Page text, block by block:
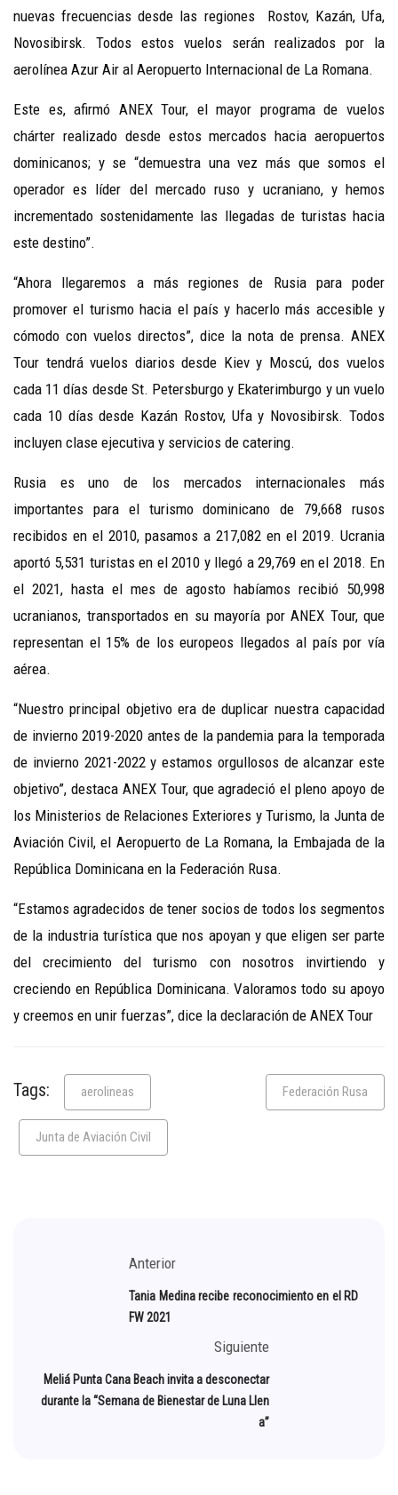
nuevas frecuencias desde las regiones Rostov, Kazán, Ufa,
Novosibirsk. Todos estos vuelos serán realizados por la
aerolínea Azur Air al Aeropuerto Internacional de La Romana.
Este es, afirmó ANEX Tour, el mayor programa de vuelos
chárter realizado desde estos mercados hacia aeropuertos
dominicanos; y se “demuestra una vez más que somos el
operador es líder del mercado ruso y ucraniano, y hemos
incrementado sostenidamente las llegadas de turistas hacia
este destino”.
“Ahora llegaremos a más regiones de Rusia para poder
promover el turismo hacia el país y hacerlo más accesible y
cómodo con vuelos directos”, dice la nota de prensa. ANEX
Tour tendrá vuelos diarios desde Kiev y Moscú, dos vuelos
cada 11 días desde St. Petersburgo y Ekaterimburgo y un vuelo
cada 10 días desde Kazán Rostov, Ufa y Novosibirsk. Todos
incluyen clase ejecutiva y servicios de catering.
Rusia es uno de los mercados internacionales más
importantes para el turismo dominicano de 79,668 rusos
recibidos en el 2010, pasamos a 217,082 en el 2019. Ucrania
aportó 5,531 turistas en el 2010 y llegó a 29,769 en el 2018. En
el 2021, hasta el mes de agosto habíamos recibió 50,998
ucranianos, transportados en su mayoría por ANEX Tour, que
representan el 15% de los europeos llegados al país por vía
aérea.
“Nuestro principal objetivo era de duplicar nuestra capacidad
de invierno 2019-2020 antes de la pandemia para la temporada
de invierno 2021-2022 y estamos orgullosos de alcanzar este
objetivo”, destaca ANEX Tour, que agradeció el pleno apoyo de
los Ministerios de Relaciones Exteriores y Turismo, la Junta de
Aviación Civil, el Aeropuerto de La Romana, la Embajada de la
República Dominicana en la Federación Rusa.
“Estamos agradecidos de tener socios de todos los segmentos
de la industria turística que nos apoyan y que eligen ser parte
del crecimiento del turismo con nosotros invirtiendo y
creciendo en República Dominicana. Valoramos todo su apoyo
y creemos en unir fuerzas”, dice la declaración de ANEX Tour
Tags: aerolineas Federación Rusa
Junta de Aviación Civil
Anterior
Tania Medina recibe reconocimiento en el RD
FW 2021
Siguiente
Meliá Punta Cana Beach invita a desconectar
durante la “Semana de Bienestar de Luna Llen
a”